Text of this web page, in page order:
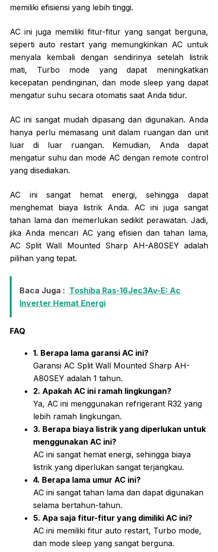
memiliki efisiensi yang lebih tinggi.
AC ini juga memiliki fitur-fitur yang sangat berguna,
seperti auto restart yang memungkinkan AC untuk
menyala kembali dengan sendirinya setelah listrik
mati, Turbo mode yang dapat meningkatkan
kecepatan pendinginan, dan mode sleep yang dapat
mengatur suhu secara otomatis saat Anda tidur.
AC ini sangat mudah dipasang dan digunakan. Anda
hanya perlu memasang unit dalam ruangan dan unit
luar di luar ruangan. Kemudian, Anda dapat
mengatur suhu dan mode AC dengan remote control
yang disediakan.
AC ini sangat hemat energi, sehingga dapat
menghemat biaya listrik Anda. AC ini juga sangat
tahan lama dan memerlukan sedikit perawatan. Jadi,
jika Anda mencari AC yang efisien dan tahan lama,
AC Split Wall Mounted Sharp AH-A80SEY adalah
pilihan yang tepat.
Baca Juga : Toshiba Ras-16Jec3Av-E: Ac
Inverter Hemat Energi
FAQ
1. Berapa lama garansi AC ini?
Garansi AC Split Wall Mounted Sharp AH-
A80SEY adalah 1 tahun.
2. Apakah AC ini ramah lingkungan?
Ya, AC ini menggunakan refrigerant R32 yang
lebih ramah lingkungan.
3. Berapa biaya listrik yang diperlukan untuk
menggunakan AC ini?
AC ini sangat hemat energi, sehingga biaya
listrik yang diperlukan sangat terjangkau.
4. Berapa lama umur AC ini?
AC ini sangat tahan lama dan dapat digunakan
selama bertahun-tahun.
5. Apa saja fitur-fitur yang dimiliki AC ini?
AC ini memiliki fitur auto restart, Turbo mode,
dan mode sleep yang sangat berguna.